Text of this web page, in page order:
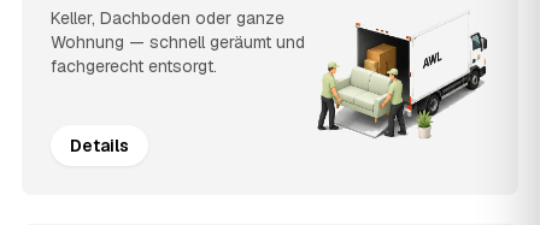
Keller, Dachboden oder ganze
Wohnung — schnell geräumt und
fachgerecht entsorgt.
Details